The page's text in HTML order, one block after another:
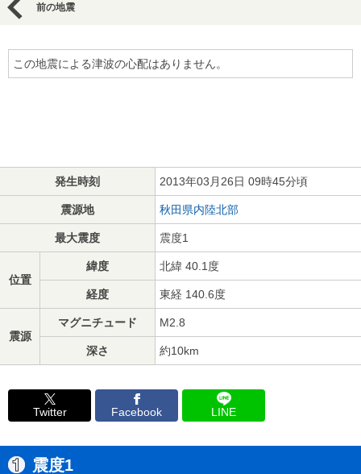
前の地震
この地震による津波の心配はありません。
発生時刻 2013年03月26日 09時45分頃
震源地 秋田県内陸北部
最大震度 震度1
位置
緯度 北緯 40.1度
経度 東経 140.6度
震源
マグニチュード M2.8
深さ 約10km
Twitter Facebook LINE
震度1